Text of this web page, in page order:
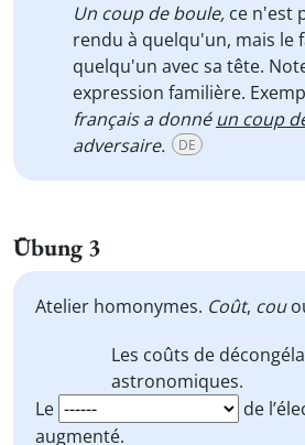
Un coup de boule, ce n'est
rendu à quelqu'un, mais le
quelqu'un avec sa tête.
expression familière.
français a donné un coup
adversaire.
DE
Übung 3
Atelier homonymes. Coût, cou
Les coûts de
astronomiques.
Le
de
augmenté.